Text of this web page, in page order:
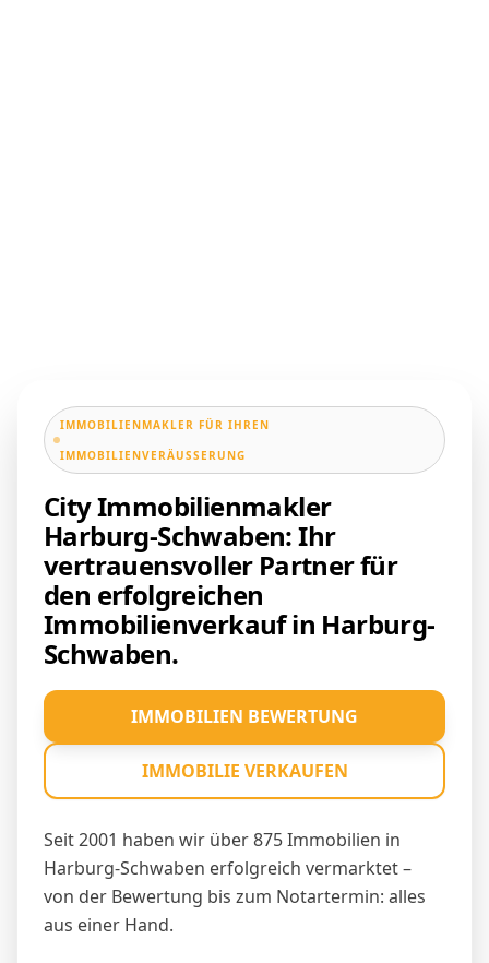
IMMOBILIENMAKLER FÜR IHREN
IMMOBILIENVERÄUSSERUNG
City Immobilienmakler
Harburg-Schwaben: Ihr
vertrauensvoller Partner für
den erfolgreichen
Immobilienverkauf in Harburg-
Schwaben.
Seit 2001 haben wir über 875 Immobilien in
Harburg-Schwaben erfolgreich vermarktet –
von der Bewertung bis zum Notartermin: alles
aus einer Hand.
IMMOBILIEN BEWERTUNG
IMMOBILIE VERKAUFEN